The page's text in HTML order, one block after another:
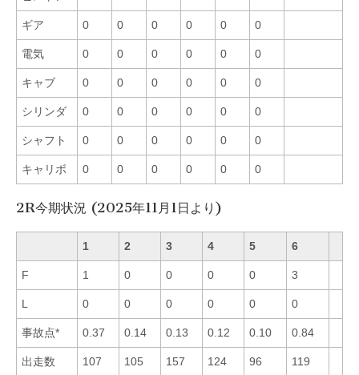
ギア 0 0 0 0 0 0
電気 0 0 0 0 0 0
キャブ 0 0 0 0 0 0
シリンダ 0 0 0 0 0 0
シャフト 0 0 0 0 0 0
キャリボ 0 0 0 0 0 0
2R今期状況 (2025年11月1日より)
1 2 3 4 5 6
F 1 0 0 0 0 3
L 0 0 0 0 0 0
事故点* 0.37 0.14 0.13 0.12 0.10 0.84
出走数 107 105 157 124 96 119